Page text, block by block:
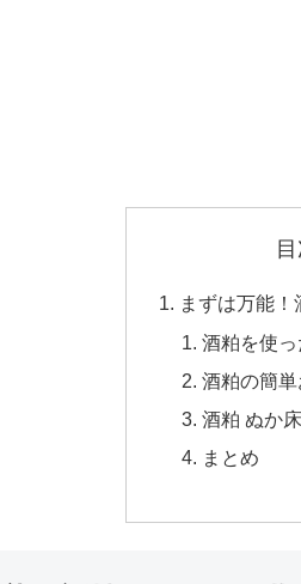
まずは万能
酒粕を使
酒粕の簡
酒粕 ぬか
まとめ